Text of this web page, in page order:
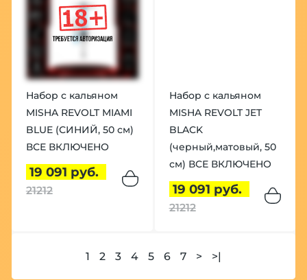
Набор с кальяном
MISHA REVOLT MIAMI
BLUE (СИНИЙ, 50 см)
ВСЕ ВКЛЮЧЕНО
19 091 руб.
21212
Набор с кальяном
MISHA REVOLT JET
BLACK
(черный,матовый, 50
см) ВСЕ ВКЛЮЧЕНО
19 091 руб.
21212
1 2 3 4 5 6 7 > >|